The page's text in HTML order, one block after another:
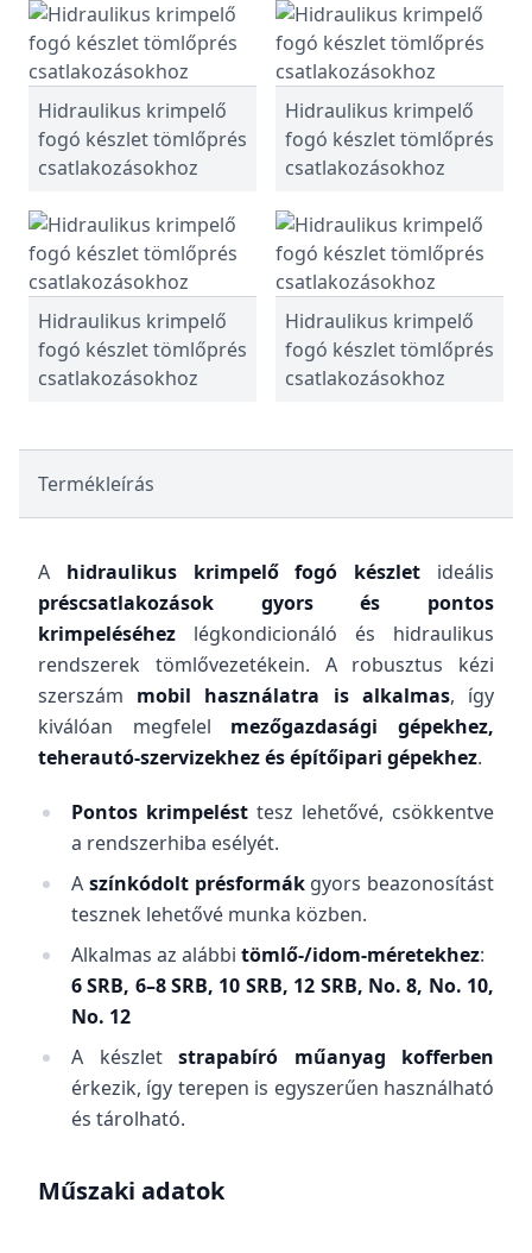
Hidraulikus krimpelő
fogó készlet tömlőprés
csatlakozásokhoz
Hidraulikus krimpelő
fogó készlet tömlőprés
csatlakozásokhoz
Hidraulikus krimpelő
fogó készlet tömlőprés
csatlakozásokhoz
Hidraulikus krimpelő
fogó készlet tömlőprés
csatlakozásokhoz
Termékleírás
A hidraulikus krimpelő fogó készlet ideális
préscsatlakozások gyors és pontos
krimpeléséhez légkondicionáló és hidraulikus
rendszerek tömlővezetékein. A robusztus kézi
szerszám mobil használatra is alkalmas, így
kiválóan megfelel mezőgazdasági gépekhez,
teherautó-szervizekhez és építőipari gépekhez.
Pontos krimpelést tesz lehetővé, csökkentve
a rendszerhiba esélyét.
A színkódolt présformákgyors beazonosítást
tesznek lehetővé munka közben.
Alkalmas az alábbi tömlő-/idom-méretekhez:
6 SRB, 6–8 SRB, 10 SRB, 12 SRB, No. 8, No. 10,
No. 12
A készlet strapabíró műanyag kofferben
érkezik, így terepen is egyszerűen használható
és tárolható.
Műszaki adatok